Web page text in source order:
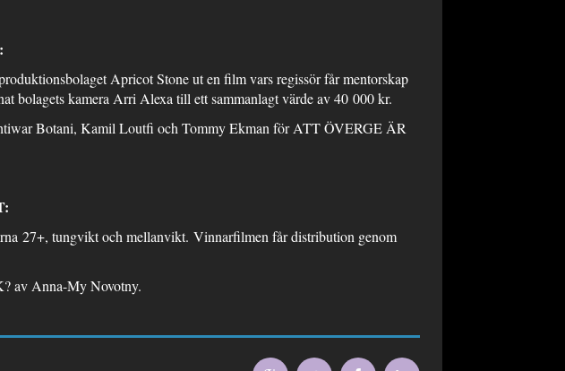
Apricot Stone ut en film vars regissör får mentorskap
bolagets kamera Arri Alexa till ett sammanlagt värde av 40 000 kr.
Botani, Kamil Loutfi och Tommy Ekman för ATT ÖVERGE ÄR
27+, tungvikt och mellanvikt. Vinnarfilmen får distribution genom
av Anna-My Novotny.